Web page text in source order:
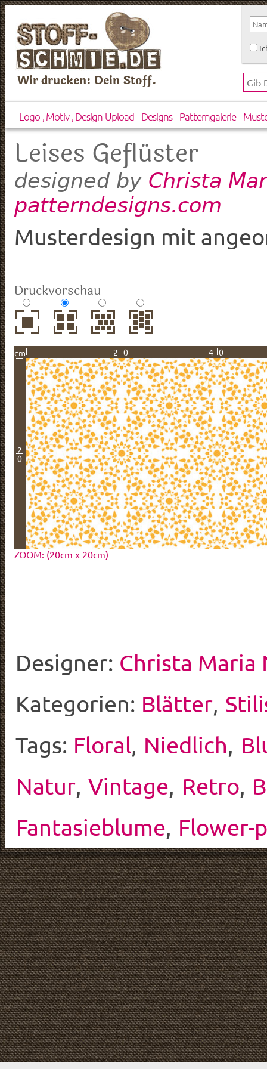
Wir drucken: Dein Stoff.
Logo-, Motiv-, Design-Upload Designs Patterngalerie
Leises Geflüster
designed by Christa
patterndesigns.com
Musterdesign mit
Druckvorschau
cm 20 40
2
0
ZOOM: (20cm x 20cm)
Designer: Christa Maria
Kategorien: Blätter,
Tags: Floral, Niedlich,
Natur, Vintage, Retro,
Fantasieblume, Flower-